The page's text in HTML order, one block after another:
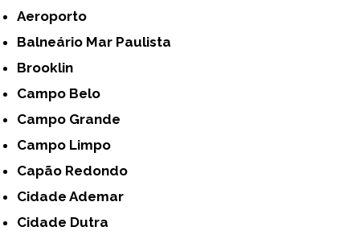
Aeroporto
Balneário Mar Paulista
Brooklin
Campo Belo
Campo Grande
Campo Limpo
Capão Redondo
Cidade Ademar
Cidade Dutra